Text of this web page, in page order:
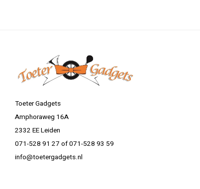
Toeter Gadgets
Amphoraweg 16A
2332 EE Leiden
071-528 91 27 of 071-528 93 59
info@toetergadgets.nl